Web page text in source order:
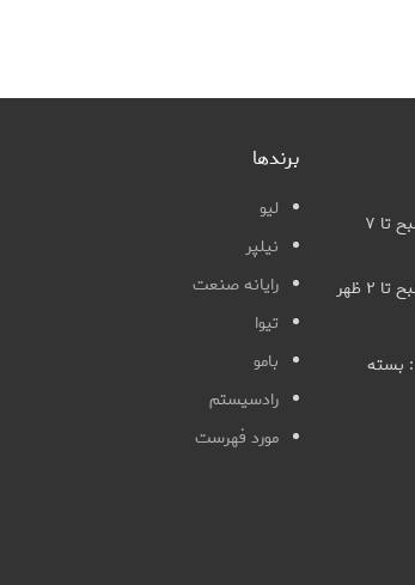
ایام هفته : ۹ صبح تا ۷
بسته
برندها
لیو
نیلپر
رایانه صنعت
تیوا
بامو
رادسیستم
مورد فهرست